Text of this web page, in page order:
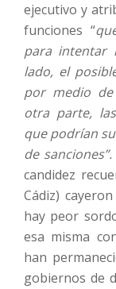
ejecutivo y
funciones “
para intentar
lado, el
por medio
otra parte,
que podrían
de sanciones”.
candidez
Cádiz)
hay peor
esa misma
han
gobiernos de